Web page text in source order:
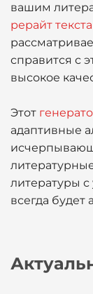
вашим
рерайт текста
справится с
высокое
Этот
адаптивные
литературы
всегда